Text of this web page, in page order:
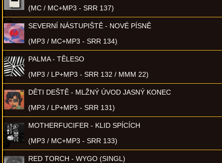
(MC / MC+MP3 - SRR 137)
SEVERNÍ NÁSTUPIŠTĚ - NOVÉ PÍSNĚ
(MP3 / MC+MP3 - SRR 134)
PALMA - TĚLESO
(MP3 / LP+MP3 - SRR 132 / MMM 22)
DĚTI DEŠTĚ - MLŽNÝ ÚVOD JASNÝ KONEC
(MP3 / LP+MP3 - SRR 131)
MOTHERFUCIFER - KLID SPÍCÍCH
(MP3 / MC+MP3 - SRR 133)
RED TORCH - WYGO (SINGL)